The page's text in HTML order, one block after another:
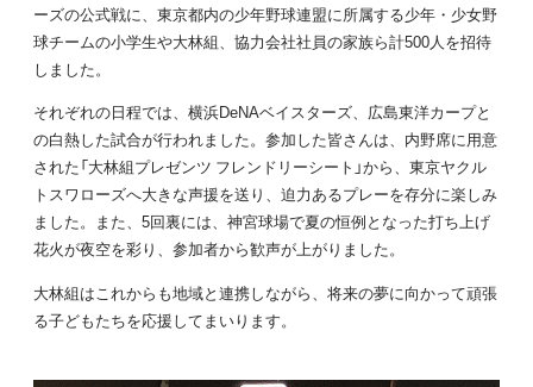
ーズの公式戦に、東京都内の少年野球連盟に所属する少年・少女野
球チームの小学生や大林組、協力会社社員の家族ら計500人を招待
しました。
それぞれの日程では、横浜DeNAベイスターズ、広島東洋カープと
の白熱した試合が行われました。参加した皆さんは、内野席に用意
された「大林組プレゼンツ フレンドリーシート」から、東京ヤクル
トスワローズへ大きな声援を送り、迫力あるプレーを存分に楽しみ
ました。また、5回裏には、神宮球場で夏の恒例となった打ち上げ
花火が夜空を彩り、参加者から歓声が上がりました。
大林組はこれからも地域と連携しながら、将来の夢に向かって頑張
る子どもたちを応援してまいります。